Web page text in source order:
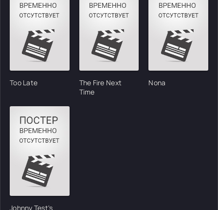
Too Late
The Fire Next
Time
Nona
Johnny Test's